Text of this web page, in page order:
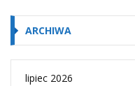
ARCHIWA
lipiec 2026